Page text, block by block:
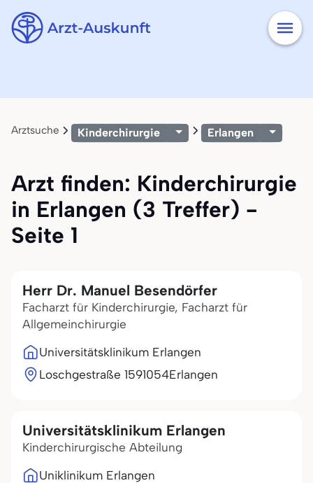
Arztsuche Kinderchirurgie Erlangen
Arzt finden: Kinderchirurgie
in Erlangen (3 Treffer) -
Seite 1
Herr Dr. Manuel Besendörfer
Facharzt für Kinderchirurgie, Facharzt für
Allgemeinchirurgie
Universitätsklinikum Erlangen
Loschgestraße 1591054Erlangen
Universitätsklinikum Erlangen
Kinderchirurgische Abteilung
Uniklinikum Erlangen